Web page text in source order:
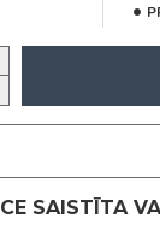
SAISTĪTA